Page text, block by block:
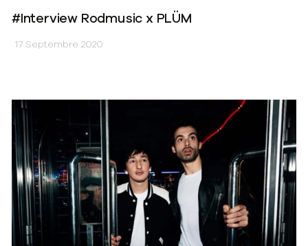
#Interview Rodmusic x PLÜM
17 Septembre 2020